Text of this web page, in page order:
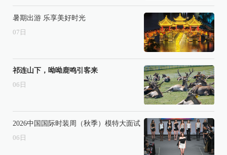
暑期出游 乐享美好时光
07 日
祁连山下，呦呦鹿鸣引客来
06 日
2026中国国际时装周（秋季）模特大面试
06 日